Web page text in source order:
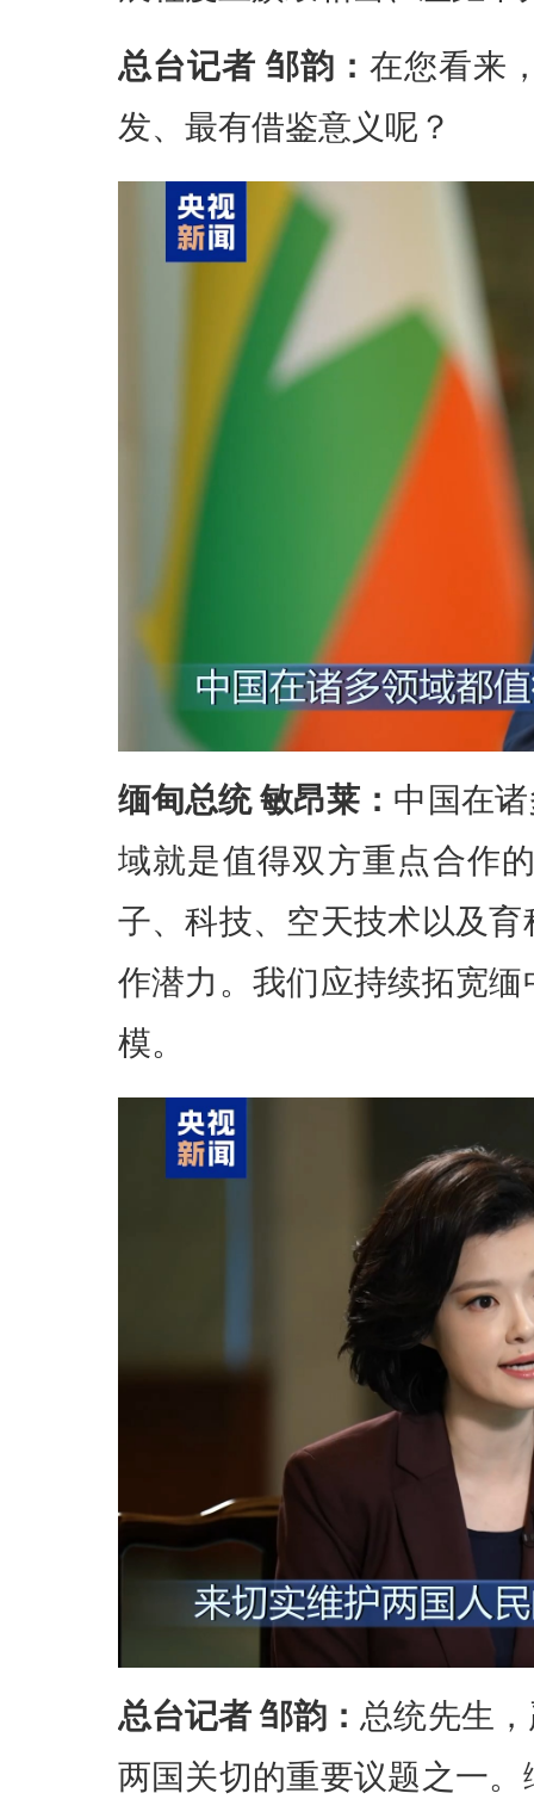
总台记者 邹韵：在您看来
发、最有借鉴意义呢？
缅甸总统 敏昂莱： 中国在
域就是值得双方重点合作
子、科技、空天技术以及
作潜力。我们应持续拓宽
模。
总台记者 邹韵： 总统先生
两国关切的重要议题之一